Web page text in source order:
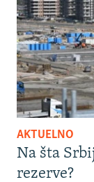
AKTUELNO
Na šta
rezerve?